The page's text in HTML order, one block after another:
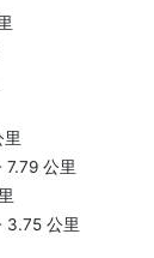
公里
3.75 公里